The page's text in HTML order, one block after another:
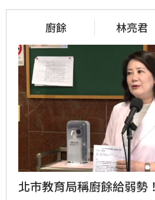
廚餘 林亮君
北市教育局稱廚餘給弱勢